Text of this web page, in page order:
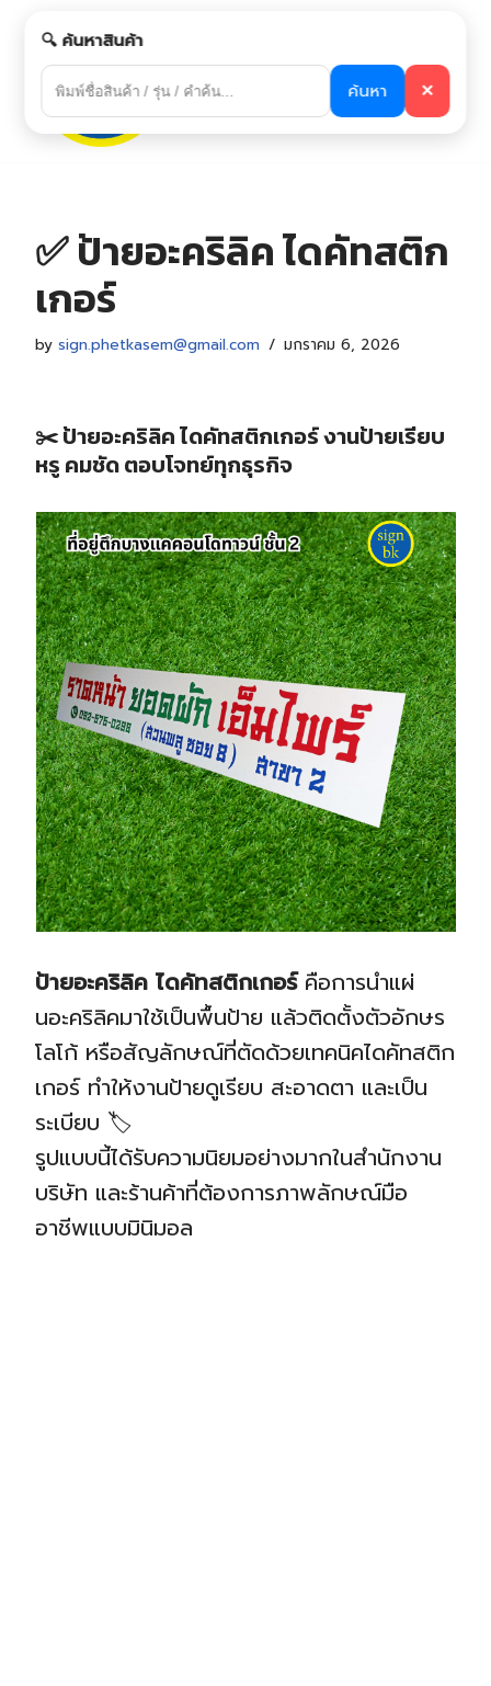
🔍 ค้นหาสินค้า
ค้นหา ✕
Skip
content
✅ ป้ายอะคริลิค ไดคัทสติก
เกอร์
bysign.phetkasem@gmail.com มกราคม 6, 2026
✂️ ป้ายอะคริลิค ไดคัทสติกเกอร์ งานป้ายเรียบ
หรู คมชัด ตอบโจทย์ทุกธุรกิจ
ป้ายอะคริลิค ไดคัทสติกเกอร์คือการนำแผ่
นอะคริลิคมาใช้เป็นพื้นป้าย แล้วติดตั้งตัวอักษร
โลโก้ หรือสัญลักษณ์ที่ตัดด้วยเทคนิคไดคัทสติก
เกอร์ ทำให้งานป้ายดูเรียบ สะอาดตา และเป็น
ระเบียบ 🏷️
รูปแบบนี้ได้รับความนิยมอย่างมากในสำนักงาน
บริษัท และร้านค้าที่ต้องการภาพลักษณ์มือ
อาชีพแบบมินิมอล